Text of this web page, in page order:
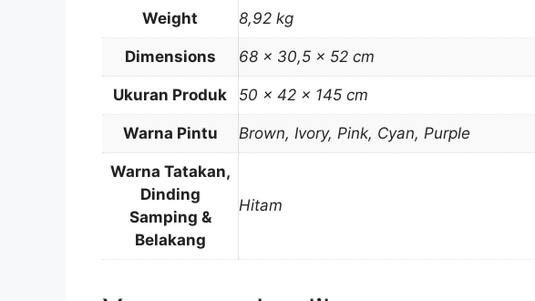
Weight 8,92 kg
Dimensions 68 × 30,5 × 52 cm
Ukuran Produk 50 x 42 x 145 cm
Warna Pintu Brown, Ivory, Pink, Cyan, Purple
Warna Tatakan,
Dinding
Samping &
Belakang
Hitam